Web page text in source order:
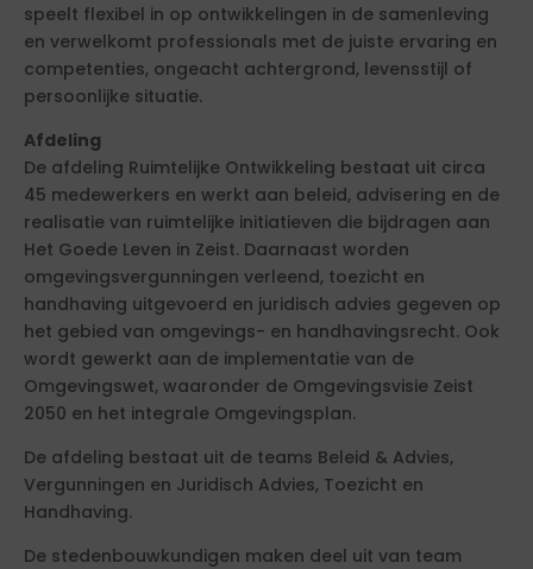
speelt flexibel in op ontwikkelingen in de samenleving
en verwelkomt professionals met de juiste ervaring en
competenties, ongeacht achtergrond, levensstijl of
persoonlijke situatie.
Afdeling
De afdeling Ruimtelijke Ontwikkeling bestaat uit circa
45 medewerkers en werkt aan beleid, advisering en de
realisatie van ruimtelijke initiatieven die bijdragen aan
Het Goede Leven in Zeist. Daarnaast worden
omgevingsvergunningen verleend, toezicht en
handhaving uitgevoerd en juridisch advies gegeven op
het gebied van omgevings- en handhavingsrecht. Ook
wordt gewerkt aan de implementatie van de
Omgevingswet, waaronder de Omgevingsvisie Zeist
2050 en het integrale Omgevingsplan.
De afdeling bestaat uit de teams Beleid & Advies,
Vergunningen en Juridisch Advies, Toezicht en
Handhaving.
De stedenbouwkundigen maken deel uit van team